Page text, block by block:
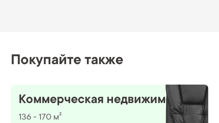
Покупайте также
Коммерческая недвижимость
136 - 170 м²